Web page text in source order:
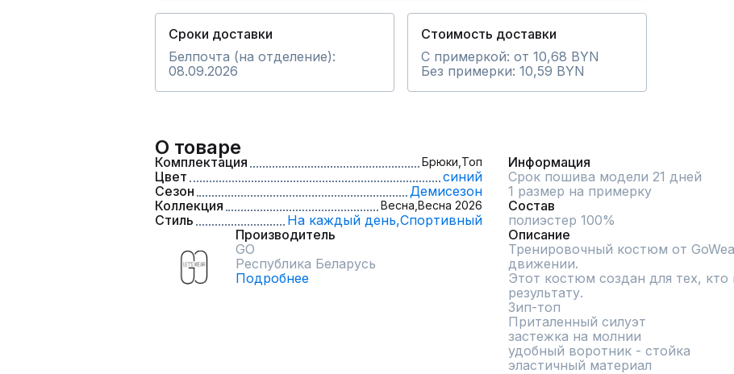
Сроки доставки
Белпочта (на отделение):
08.09.2026
Стоимость доставки
С примеркой: от 10,68 BYN
Без примерки: 10,59 BYN
О товаре
Комплектация Брюки, Топ
Цвет
синий
Сезон
Демисезон
Коллекция
Весна, Весна 2026
Стиль На каждый день,Спортивный
Производитель
GO
Республика Беларусь
Подробнее
Информация
Срок пошива модели 21 дней
1 размер на примерку
Состав
полиэстер 100%
Описание
Тренировочный костюм от
движении.
Этот костюм создан для тех,
результату.
Зип-топ
Приталенный силуэт
застежка на молнии
удобный воротник - стойка
эластичный материал